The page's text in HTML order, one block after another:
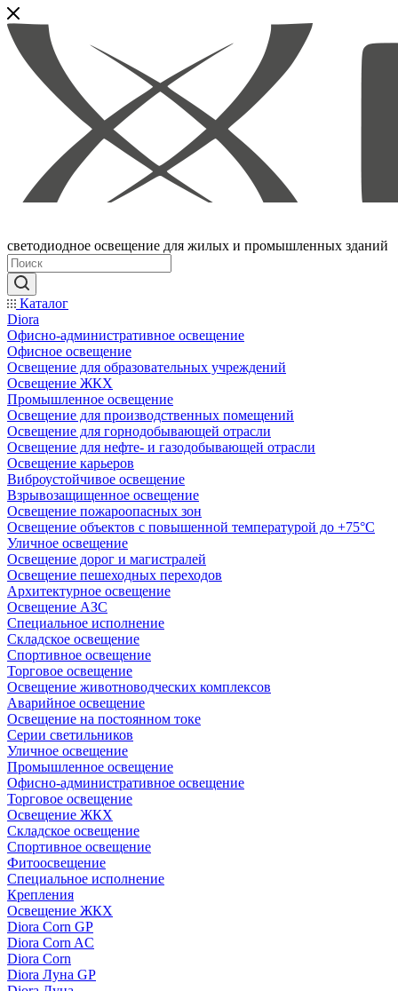
светодиодное освещение для жилых и промышленных зданий
Каталог
Diora
Офисно-административное освещение
Офисное освещение
Освещение для образовательных учреждений
Освещение ЖКХ
Промышленное освещение
Освещение для производственных помещений
Освещение для горнодобывающей отрасли
Освещение для нефте- и газодобывающей отрасли
Освещение карьеров
Виброустойчивое освещение
Взрывозащищенное освещение
Освещение пожароопасных зон
Освещение объектов с повышенной температурой до +75°C
Уличное освещение
Освещение дорог и магистралей
Освещение пешеходных переходов
Архитектурное освещение
Освещение АЗС
Специальное исполнение
Складское освещение
Спортивное освещение
Торговое освещение
Освещение животноводческих комплексов
Аварийное освещение
Освещение на постоянном токе
Серии светильников
Уличное освещение
Промышленное освещение
Офисно-административное освещение
Торговое освещение
Освещение ЖКХ
Складское освещение
Спортивное освещение
Фитоосвещение
Специальное исполнение
Крепления
Освещение ЖКХ
Diora Corn GP
Diora Corn AC
Diora Corn
Diora Луна GP